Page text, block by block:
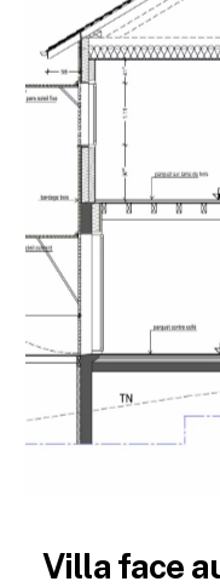
Villa face